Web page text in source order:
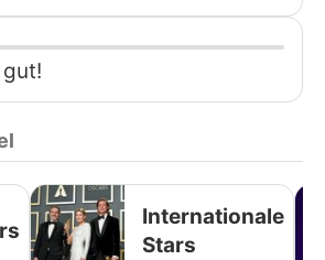
Internationale
Stars